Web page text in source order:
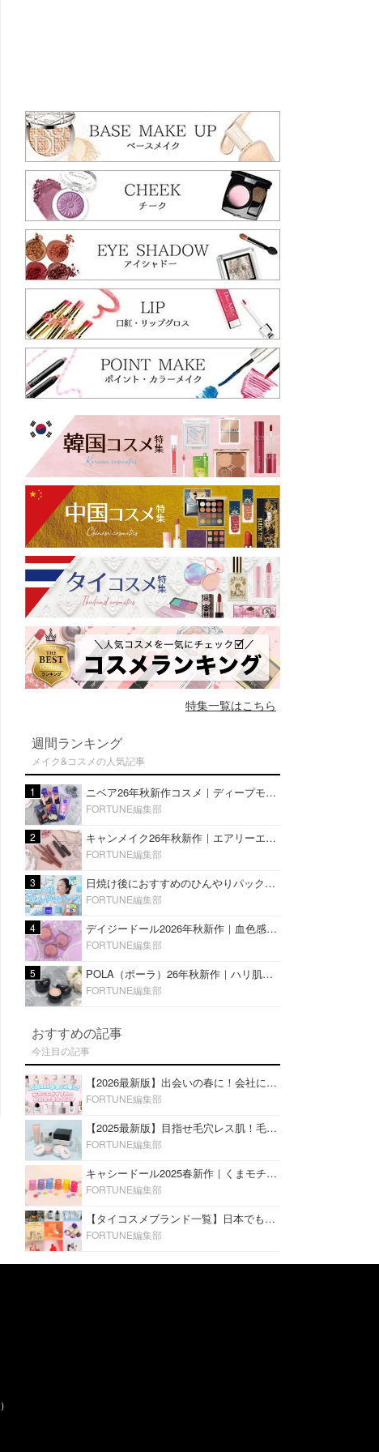
特集一覧はこちら
週間ランキング
メイク&コスメの人気記事
1 ニベア26年秋新作コスメ｜ディープモイスチャーリップの美容液タイプや2in1ボディクリームスクラブも
FORTUNE編集部
2 キャンメイク26年秋新作｜エアリーエクステンションライナー＆カールスナイパーマスカラ新色をレビュー
FORTUNE編集部
3 日焼け後におすすめのひんやりパック14選｜暑い夏にぴったりな冷凍／鎮静／うるおいチャージマスクを紹介
FORTUNE編集部
4 デイジードール2026年秋新作｜血色感が可愛い♡『パウダー ブラッシュ ブルーム』新3色をレビュー
FORTUNE編集部
5 POLA（ポーラ）26年秋新作｜ハリ肌を叶える『B.A デイ プランプ ファンデーション』を口コミ
FORTUNE編集部
おすすめの記事
今注目の記事
【2026最新版】出会いの春に！会社にもおすすめの好印象な香水14選♡ビジネスの場での香水マナーも
FORTUNE編集部
【2025最新版】目指せ毛穴レス肌！毛穴を埋めて隠す「おすすめ部分用下地＆プライマー」ランキング♡
FORTUNE編集部
キャシードール2025春新作｜くまモチーフのミニリップ「シャイニーベア リップモイスト」をレビュー♡
FORTUNE編集部
【タイコスメブランド一覧】日本でも人気沸騰中の“タイコスメ”ブランド20選！
FORTUNE編集部